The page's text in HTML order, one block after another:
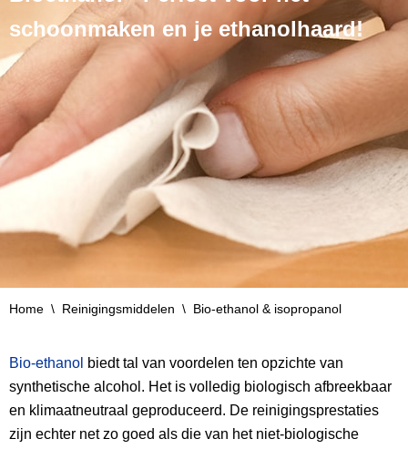
schoonmaken en je ethanolhaard!
Home \ Reinigingsmiddelen \ Bio-ethanol & isopropanol
Bio-ethanol biedt tal van voordelen ten opzichte van
synthetische alcohol. Het is volledig biologisch afbreekbaar
en klimaatneutraal geproduceerd. De reinigingsprestaties
zijn echter net zo goed als die van het niet-biologische